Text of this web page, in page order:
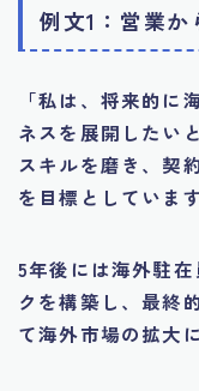
例文1：営業
「私は、将来的に
ネスを展開したい
スキルを磨き、契
を目標としています
5年後には海外駐
クを構築し、最終
て海外市場の拡大